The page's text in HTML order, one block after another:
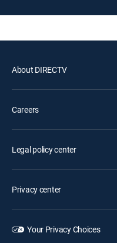
About DIRECTV
Careers
Legal policy center
Privacy center
Your Privacy Choices